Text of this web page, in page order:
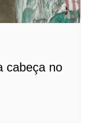
cabeça no